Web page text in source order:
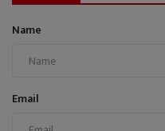
Name
Email